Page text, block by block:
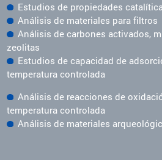
Estudios de propiedades
Análisis de materiales para filtros
Análisis de carbones activados,
zeolitas
Estudios de capacidad de
temperatura controlada
Análisis de reacciones de
temperatura controlada
Análisis de materiales